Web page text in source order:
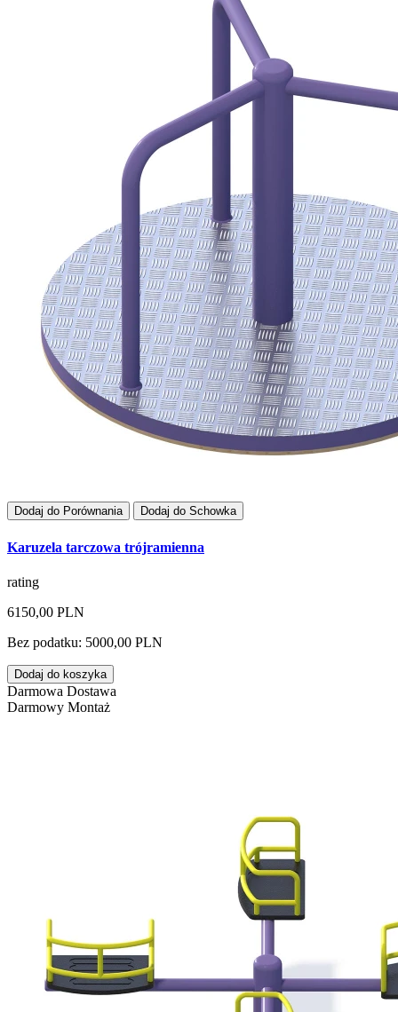
Dodaj do Porównania Dodaj do Schowka
Karuzela tarczowa trójramienna
rating
6150,00 PLN
Bez podatku: 5000,00 PLN
Dodaj do koszyka
Darmowa Dostawa
Darmowy Montaż